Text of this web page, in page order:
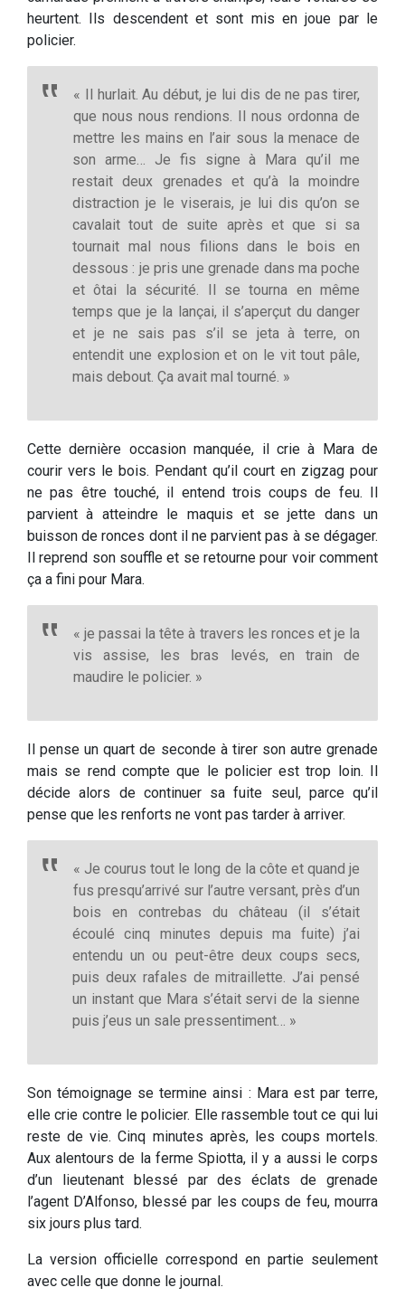
heurtent. Ils descendent et sont mis en joue par le
policier.
« Il hurlait. Au début, je lui dis de ne pas tirer,
que nous nous rendions. Il nous ordonna de
mettre les mains en l’air sous la menace de
son arme… Je fis signe à Mara qu’il me
restait deux grenades et qu’à la moindre
distraction je le viserais, je lui dis qu’on se
cavalait tout de suite après et que si sa
tournait mal nous filions dans le bois en
dessous : je pris une grenade dans ma poche
et ôtai la sécurité. Il se tourna en même
temps que je la lançai, il s’aperçut du danger
et je ne sais pas s’il se jeta à terre, on
entendit une explosion et on le vit tout pâle,
mais debout. Ça avait mal tourné. »
Cette dernière occasion manquée, il crie à Mara de
courir vers le bois. Pendant qu’il court en zigzag pour
ne pas être touché, il entend trois coups de feu. Il
parvient à atteindre le maquis et se jette dans un
buisson de ronces dont il ne parvient pas à se dégager.
Il reprend son souffle et se retourne pour voir comment
ça a fini pour Mara.
« je passai la tête à travers les ronces et je la
vis assise, les bras levés, en train de
maudire le policier. »
Il pense un quart de seconde à tirer son autre grenade
mais se rend compte que le policier est trop loin. Il
décide alors de continuer sa fuite seul, parce qu’il
pense que les renforts ne vont pas tarder à arriver.
« Je courus tout le long de la côte et quand je
fus presqu’arrivé sur l’autre versant, près d’un
bois en contrebas du château (il s’était
écoulé cinq minutes depuis ma fuite) j’ai
entendu un ou peut-être deux coups secs,
puis deux rafales de mitraillette. J’ai pensé
un instant que Mara s’était servi de la sienne
puis j’eus un sale pressentiment… »
Son témoignage se termine ainsi : Mara est par terre,
elle crie contre le policier. Elle rassemble tout ce qui lui
reste de vie. Cinq minutes après, les coups mortels.
Aux alentours de la ferme Spiotta, il y a aussi le corps
d’un lieutenant blessé par des éclats de grenade
l’agent D’Alfonso, blessé par les coups de feu, mourra
six jours plus tard.
La version officielle correspond en partie seulement
avec celle que donne le journal.